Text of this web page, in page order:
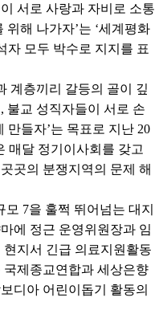
서로 사랑과 자비로 소통
위해 나가자’는 ‘세계평화
자 모두 박수로 지지를 표
계층끼리 갈등의 골이 깊
, 불교 성직자들이 서로 손
만들자’는 목표로 지난 20
매달 정기이사회를 갖고
곳의 분쟁지역의 문제 해
모 7을 훌쩍 뛰어넘는 대지
에 정근 운영위원장과 임
지서 긴급 의료지원활동
국제종교연합과 세상은향
디아 어린이돕기 활동의